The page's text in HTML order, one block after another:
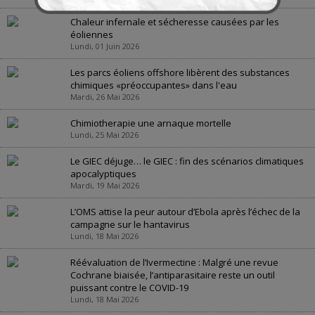
Chaleur infernale et sécheresse causées par les
éoliennes
Lundi, 01 Juin 2026
Les parcs éoliens offshore libèrent des substances
chimiques «préoccupantes» dans l'eau
Mardi, 26 Mai 2026
Chimiotherapie une arnaque mortelle
Lundi, 25 Mai 2026
Le GIEC déjuge… le GIEC : fin des scénarios climatiques
apocalyptiques
Mardi, 19 Mai 2026
L’OMS attise la peur autour d’Ebola après l’échec de la
campagne sur le hantavirus
Lundi, 18 Mai 2026
Réévaluation de l’Ivermectine : Malgré une revue
Cochrane biaisée, l’antiparasitaire reste un outil
puissant contre le COVID-19
Lundi, 18 Mai 2026